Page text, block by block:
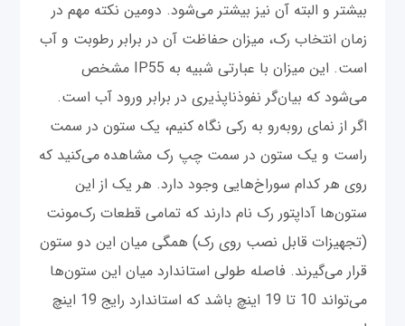
بیشتر و البته آن نیز بیشتر می‌شود. دومین نکته مهم در
زمان انتخاب رک، میزان حفاظت آن در برابر رطوبت و آب
است. این میزان با عبارتی شبیه به IP55 مشخص
می‌شود که بیان‌گر نفوذناپذیری در برابر ورود آب است.
اگر از نمای روبه‌رو به رکی نگاه کنیم، یک ستون در سمت
راست و یک ستون در سمت چپ رک مشاهده می‌کنید که
روی هر کدام سوراخ‌هایی وجود دارد. هر یک از این
ستون‌ها آداپتور رک نام دارند که تمامی قطعات رک‌مونت
(تجهیزات قابل نصب روی رک) همگی میان این دو ستون
قرار می‌گیرند. فاصله طولی استاندارد میان این ستون‌ها
می‌تواند 10 تا 19 اینچ باشد که استاندارد رایج 19 اینچ